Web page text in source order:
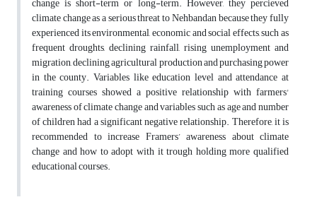
climate change as a serious threat to Nehbandan because they fully
experienced its environmental, economic and social effects, such as
frequent droughts, declining rainfall, rising unemployment and
migration, declining agricultural production and purchasing power
in the county. Variables like education level and attendance at
training courses showed a positive relationship with farmers'
awareness of climate change and variables such as age and number
of children had a significant negative relationship. Therefore, it is
recommended to increase Framers’ awareness about climate
change and how to adopt with it trough holding more qualified
educational courses.